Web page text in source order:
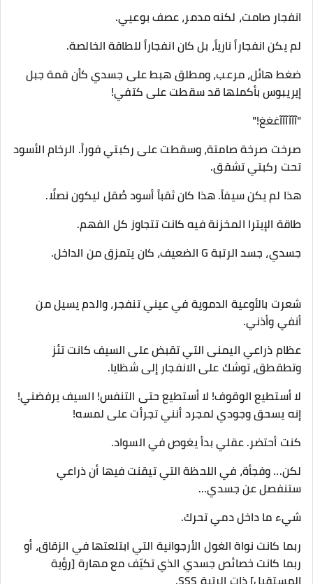
​انفجار صامت، لكنه مدمر، عصف بوعيي.
لم يكن انفجاراً نارياً، بل كان انفجاراً للطاقة الخالصة.
ضغط هائل، مرعب، ومطلق هبط على جسدي كأن قمة جبل
إيريبوس بأكملها قد سقطت على كتفي!
​"آآآآآآغغغ!"
​صرخت صرخة صامتة، وسقطت على ركبتي فوراً. الرخام الأسود
تحت ركبتي تشقق.
​هذا لم يكن سيفاً. هذا كان ثقباً أسود صُقل ليكون نصلًا.
طاقة الإيترا المخزنة فيه كانت تتجاوز كل الفهم.
جسدي، جسد الرتبة G الضعيف، كان يتمزق من الداخل.
شعرت بالأوعية الدموية في عيني تنفجر، والدم يسيل من
أنفي وأذني.
عظام ذراعي اليمنى التي تقبض على السيف كانت تئز
وتطقطق، توشك على الانفجار إلى شظايا.
​لا أستطيع الوقوف! لا أستطيع حتى التنفس! السيف يرفضني!
إنه يسحق وجودي لمجرد أنني تجرأت على لمسه!
​كنت أحتضر. عقلي بدأ يغوص في السواد.
​لكن... وفجأة، في اللحظة التي تيقنت فيها أن ذراعي
ستنفصل عن جسدي...
​شيء ما داخل دمي تحرك.
ربما كانت نواة الغول الأرجوانية التي ابتلعتها في الزقاق، أو
ربما كانت خصائص جسدي الذي تكيّف مع مهارة [رؤية